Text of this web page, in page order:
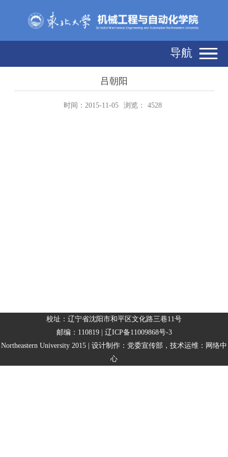
导航
吕朝阳
时间：2015-11-05 浏览： 4528
校址：辽宁省沈阳市和平区文化路三巷11号
邮编：110819 | 辽ICP备11009868号-3
Northeastern University 2015 | 设计制作：党委宣传部，技术运维：网络中
心